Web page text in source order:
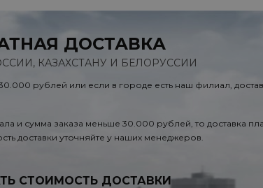
ДОСТАВКА
КАЗАХСТАНУ И БЕЛОРУССИИ
рублей или если в городе есть наш филиал,
и сумма заказа меньше 30.000 рублей, то доставка
доставки уточняйте у наших менеджеров.
СТОИМОСТЬ ДОСТАВКИ